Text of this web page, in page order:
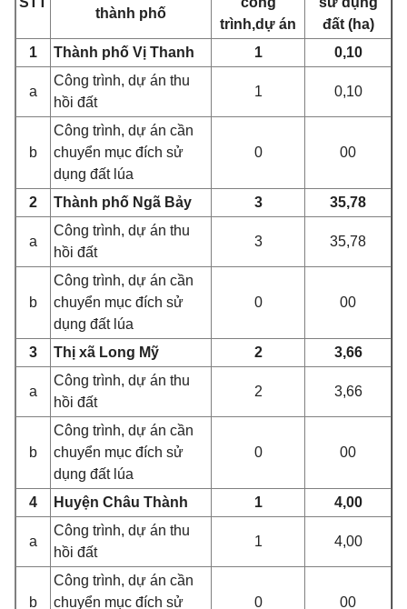
thành phố
trình,d ự án
đất (ha)
1
Thành phố Vị Thanh 1 0,10
a
Công trình, dự án thu
hồi đất
1 0,10
b
Công trình, dự án cần
chuyển mục đích sử
dụng đất lúa
0 00
2 Thành phố Ngã Bảy 3 35,78
a
Công trình, dự án thu
hồi đất
3 35,78
b
Công trình, dự án cần
chuyển mục đích sử
dụng đất lúa
0 00
3 Thị xã Long Mỹ 2 3,66
a
Công trình, dự án thu
hồi đất
2 3,66
b
Công trình, dự án cần
chuyển mục đích sử
dụng đất lúa
0 00
4 Huyện Châu Thành 1 4,00
a
Công trình, dự án thu
hồi đất
1 4,00
b
Công trình, dự án cần
chuyển mục đích sử
0 00